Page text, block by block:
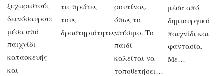
ξεχωριστούς
δεινόσαυρους
μέσα από
παιχνίδι
κατασκευής
και
τις πρώτες
τους
δραστηριότητες….
ρουτίνας,
όπως το
ντύσιμο. Το
παιδί
καλείται να
τοποθετήσει…
μέσα από
δημιουργικό
παιχνίδι και
φαντασία.
Με…